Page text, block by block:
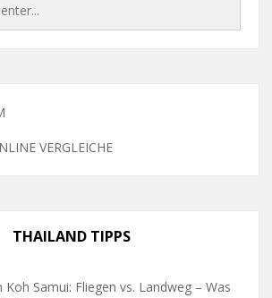
VERGLEICHE
THAILAND TIPPS
Koh Samui: Fliegen vs. Landweg – Was